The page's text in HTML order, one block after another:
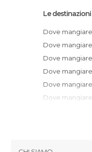
Le
Dove
Dove
Dove
Dove
Dove
Dove
Dove